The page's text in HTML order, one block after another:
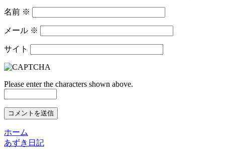
名前 ※
メール ※
サイト
Please enter the characters shown above.
ホーム
あずき日記